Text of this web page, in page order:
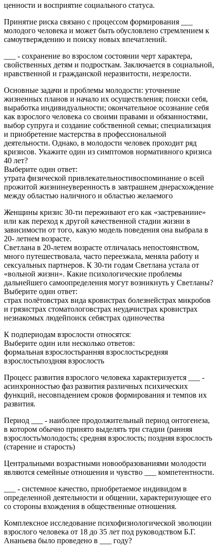
ценности и восприятие социального статуса.
Принятие риска связано с процессом формирования ___
молодого человека и может быть обусловлено стремлением к
самоутверждению и поиску новых впечатлений.
___ - сохранение во взрослом состоянии черт характера,
свойственных детям и подросткам. Заключается в социальной,
нравственной и гражданской неразвитости, незрелости.
Основные задачи и проблемы молодости: уточнение
жизненных планов и начало их осуществления; поиски себя,
выработка индивидуальности; окончательное осознание себя
как взрослого человека со своими правами и обязанностями,
выбор супруга и создание собственной семьи; специализация
и приобретение мастерства в профессиональной
деятельности. Однако, в молодости человек проходит ряд
кризисов. Укажите один из симптомов нормативного кризиса
40 лет?
Выберите один ответ:
утрата физической привлекательностивоспоминание о всей
прожитой жизнинеуверенность в завтрашнем днерасхождение
между областью наличного и областью желаемого
Женщины кризис 30-ти переживают его как «застреваниие»
или как переход к другой качественной стадии жизни в
зависимости от того, какую модель поведения она выбрала в
20- летнем возрасте.
Светлана в 20-летем возрасте отличалась непостоянством,
много путешествовала, часто переезжала, меняла работу и
сексуальных партнеров. К 30-ти годам Светлана устала от
«вольной жизни». Какие психологические проблемы
дальнейшего самоопределения могут возникнуть у Светланы?
Выберите один ответ:
страх полётовстрах вида кровистрах болезнейстрах микробов
и грязистрах стоматологовстрах неудачистрах кровистрах
незнакомых людейпоиск себястрах одиночества
К подпериодам взрослости относятся:
Выберите один или несколько ответов:
формальная взрослостьранняя взрослостьсредняя
взрослостьпоздняя взрослость
Процесс развития взрослого человека характеризуется ___ -
асинхронностью фаз развития различных психических
функций, несовпадением сроков формирования и темпов их
развития.
Период ___ - наиболее продолжительный период онтогенеза,
в котором обычно принято выделять три стадии (ранняя
взрослость/молодость; средняя взрослость; поздняя взрослость
(старение и старость)
Центральными возрастными новообразованиями молодости
являются семейные отношения и чувство ___ компетентности.
___ - системное качество, приобретаемое индивидом в
определенной деятельности и общении, характеризующее его
со стороны вхождения в общественные отношения.
Комплексное исследование психофизиологической эволюции
взрослого человека от 18 до 35 лет под руководством Б.Г.
Ананьева было проведено в ___ году?